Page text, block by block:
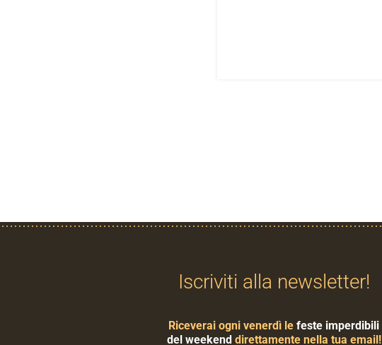
Iscriviti alla newsletter!
Riceverai ogni venerdì le feste imperdibili
del weekenddirettamente nella tua email!